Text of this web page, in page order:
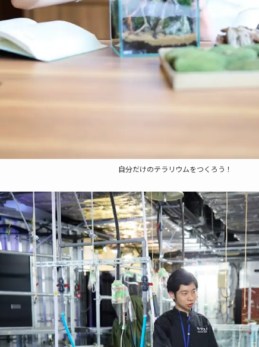
自分だけのテラリウムをつくろう！